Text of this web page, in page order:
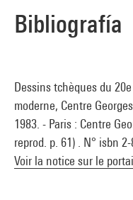
Bibliografía
Dessins tchèques du
moderne, Centre
1983. - Paris : Centre
reprod. p. 61) . N° isbn
Voir la notice sur le